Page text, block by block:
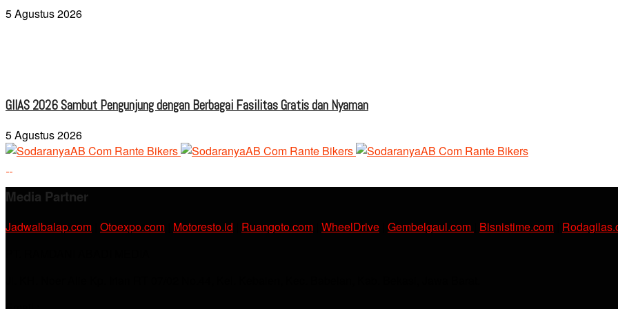
5 Agustus 2026
GIIAS 2026 Sambut Pengunjung dengan Berbagai Fasilitas Gratis dan Nyaman
5 Agustus 2026
Media Partner
Jadwalbalap.com Otoexpo.com Motoresto.id Ruangoto.com WheelDrive Gembelgaul.com Bisnistime.com